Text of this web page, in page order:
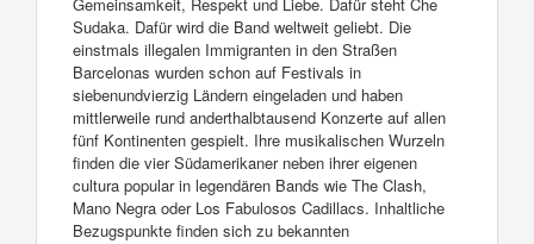
Sudaka. Dafür wird die Band weltweit geliebt. Die
einstmals illegalen Immigranten in den Straßen
Barcelonas wurden schon auf Festivals in
siebenundvierzig Ländern eingeladen und haben
mittlerweile rund anderthalbtausend Konzerte auf allen
fünf Kontinenten gespielt. Ihre musikalischen Wurzeln
finden die vier Südamerikaner neben ihrer eigenen
cultura popular in legendären Bands wie The Clash,
Mano Negra oder Los Fabulosos Cadillacs. Inhaltliche
Bezugspunkte finden sich zu bekannten